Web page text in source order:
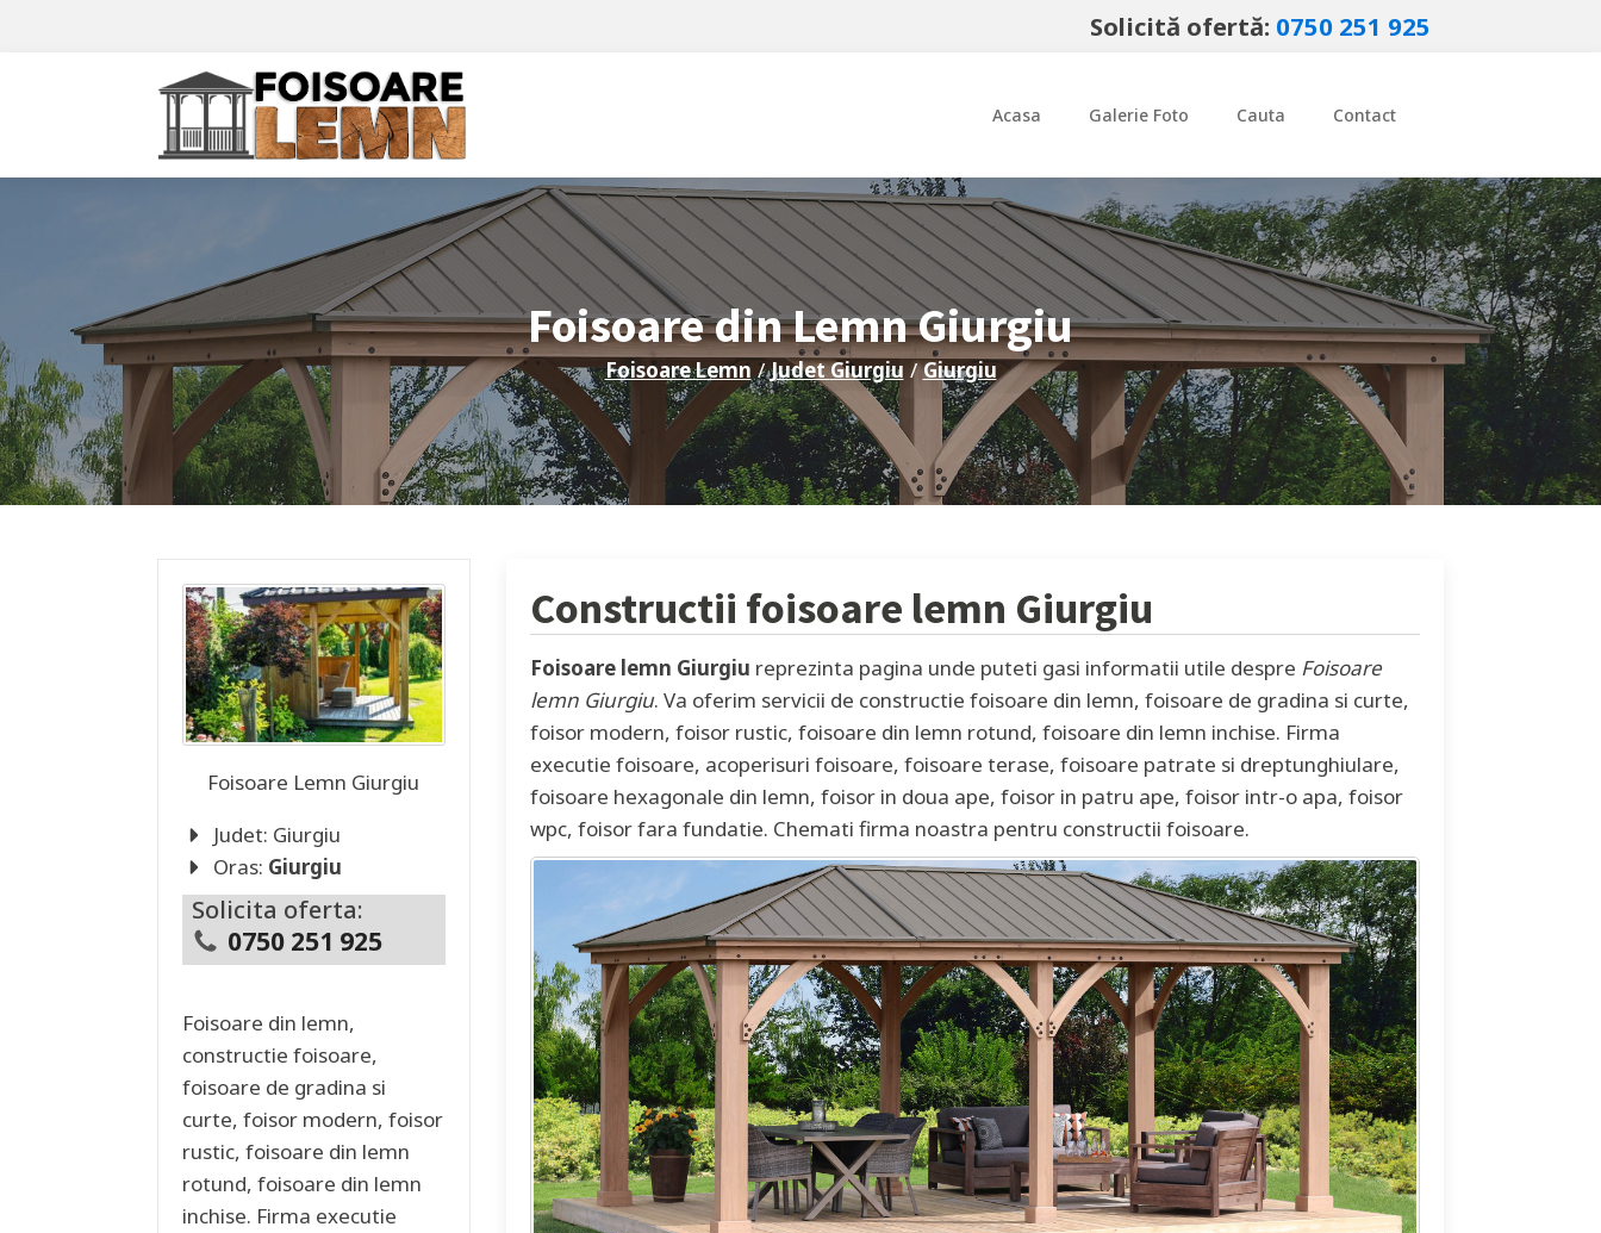
Solicită ofertă: 0750 251 925
Acasa Galerie Foto Cauta Contact
Foisoare din LemnGiurgiu
Foisoare Lemn / JudetGiurgiu / Giurgiu
Foisoare Lemn Giurgiu
Judet: Giurgiu
Oras: Giurgiu
Solicita oferta:
0750 251 925
Foisoare din lemn,
constructie foisoare,
foisoare de gradina si
curte, foisor modern, foisor
rustic, foisoare din lemn
rotund, foisoare din lemn
inchise. Firma executie
Constructii foisoare lemn Giurgiu
Foisoare lemn Giurgiu reprezinta pagina unde puteti gasi informatii utile despre Foisoare
lemn Giurgiu. Va oferim servicii de constructie foisoare din lemn, foisoare de gradina si curte,
foisor modern, foisor rustic, foisoare din lemn rotund, foisoare din lemn inchise. Firma
executie foisoare, acoperisuri foisoare, foisoare terase, foisoare patrate si dreptunghiulare,
foisoare hexagonale din lemn, foisor in doua ape, foisor in patru ape, foisor intr-o apa, foisor
wpc, foisor fara fundatie. Chemati firma noastra pentru constructii foisoare.